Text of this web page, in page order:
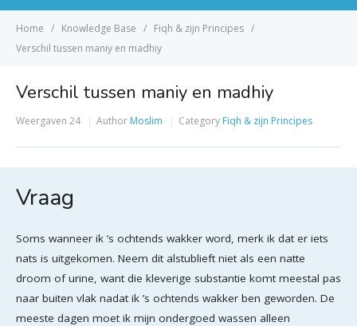
Home Knowledge Base
Fiqh & zijn Principes
Verschil tussen maniy en madhiy
Verschil tussen maniy en madhiy
Weergaven 24 Author Moslim Category Fiqh & zijn Principes
Vraag
Soms wanneer ik ’s ochtends wakker word, merk ik dat er iets
nats is uitgekomen. Neem dit alstublieft niet als een natte
droom of urine, want die kleverige substantie komt meestal pas
naar buiten vlak nadat ik ’s ochtends wakker ben geworden. De
meeste dagen moet ik mijn ondergoed wassen alleen